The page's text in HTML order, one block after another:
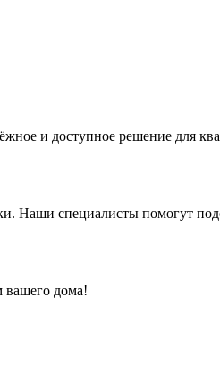
и доступное решение для
Наши специалисты помогут
вашего дома!